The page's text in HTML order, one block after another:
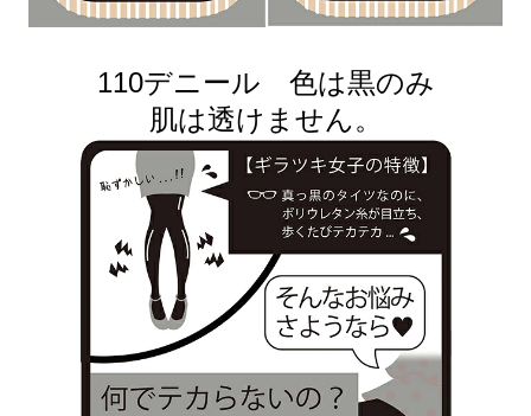
110デニール 色は黒のみ
肌は透けません。